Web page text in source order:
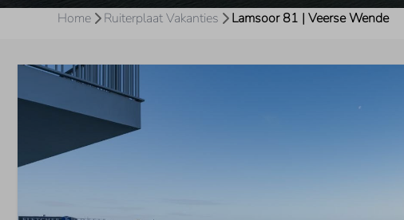
Home Ruiterplaat Vakanties Lamsoor 81 | Veerse Wende